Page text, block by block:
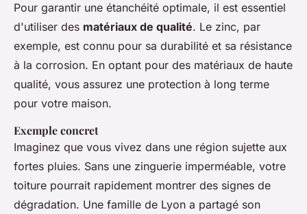
Pour garantir une étanchéité optimale, il est essentiel
d'utiliser des matériaux de qualité. Le zinc, par
exemple, est connu pour sa durabilité et sa résistance
à la corrosion. En optant pour des matériaux de haute
qualité, vous assurez une protection à long terme
pour votre maison.
Exemple concret
Imaginez que vous vivez dans une région sujette aux
fortes pluies. Sans une zinguerie imperméable, votre
toiture pourrait rapidement montrer des signes de
dégradation. Une famille de Lyon a partagé son